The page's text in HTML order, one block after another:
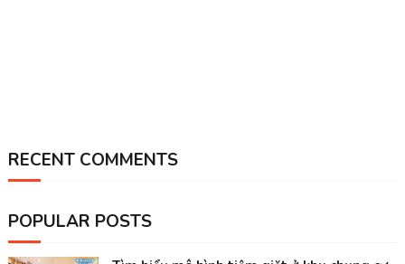
RECENT COMMENTS
POPULAR POSTS